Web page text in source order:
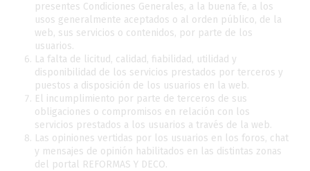
presentes Condiciones Generales, a la buena fe, a los
usos generalmente aceptados o al orden público, de la
web, sus servicios o contenidos, por parte de los
usuarios.
La falta de licitud, calidad, fiabilidad, utilidad y
disponibilidad de los servicios prestados por terceros y
puestos a disposición de los usuarios en la web.
El incumplimiento por parte de terceros de sus
obligaciones o compromisos en relación con los
servicios prestados a los usuarios a través de la web.
Las opiniones vertidas por los usuarios en los foros, chat
y mensajes de opinión habilitados en las distintas zonas
del portal REFORMAS Y DECO.